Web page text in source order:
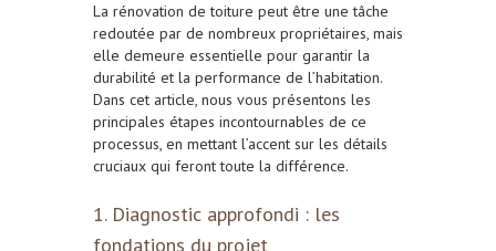
La rénovation de toiture peut être une tâche
redoutée par de nombreux propriétaires, mais
elle demeure essentielle pour garantir la
durabilité et la performance de l’habitation.
Dans cet article, nous vous présentons les
principales étapes incontournables de ce
processus, en mettant l’accent sur les détails
cruciaux qui feront toute la différence.
1. Diagnostic approfondi : les
fondations du projet